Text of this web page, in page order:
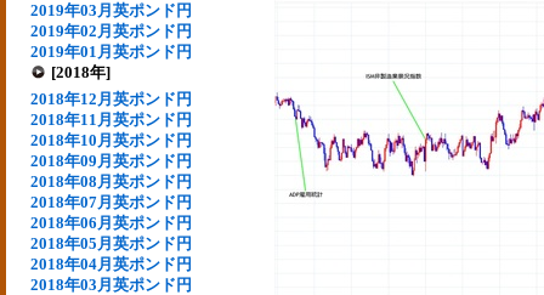
2019年03月英ポンド円
2019年02月英ポンド円
2019年01月英ポンド円
[2018年]
2018年12月英ポンド円
2018年11月英ポンド円
2018年10月英ポンド円
2018年09月英ポンド円
2018年08月英ポンド円
2018年07月英ポンド円
2018年06月英ポンド円
2018年05月英ポンド円
2018年04月英ポンド円
2018年03月英ポンド円